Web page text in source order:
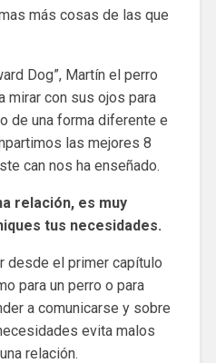
más cosas de las que
Dog”, Martín el perro
mirar con sus ojos para
de una forma diferente e
las mejores 8
can nos ha enseñado.
relación, es muy
tus necesidades.
desde el primer capítulo
para un perro o para
a comunicarse y sobre
evita malos
relación.